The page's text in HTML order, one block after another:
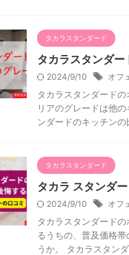
タカラスタンダード
タカラスタンダ
2024/9/10 オフ
タカラスタンダード
リアのグレードは他
ンダードのキッチン
タカラスタンダード
タカラ スタンダ
2024/9/10 オフ
タカラスタンダード
るうちの、普及価格
うか。 タカラスタン